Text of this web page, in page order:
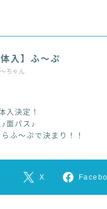
体入】ふ～ぷ
ちゃん
入決定！
面パス♪
ふ～ぷで決まり！！
X